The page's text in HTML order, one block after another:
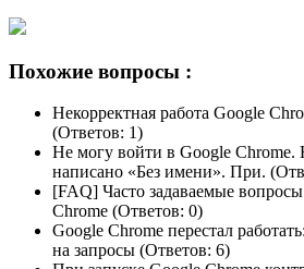
Похожие вопросы :
Некорректная работа Google
(Ответов: 1)
Не могу войти в Google Chrome.
написано «Без имени». При.
[FAQ] Часто задаваемые вопросы
Chrome (Ответов: 0)
Google Chrome перестал
на запросы (Ответов: 6)